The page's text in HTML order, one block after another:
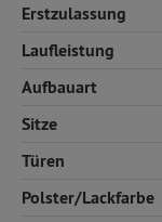
Erstzulassung
Laufleistung
Aufbauart
Sitze
Türen
Polster/Lackfarbe